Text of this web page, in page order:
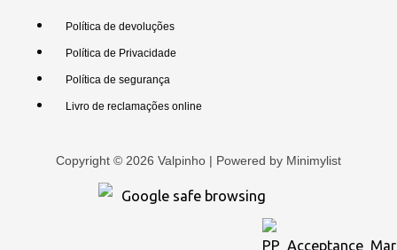
Política de devoluções
Política de Privacidade
Política de segurança
Livro de reclamações online
Copyright © 2026 Valpinho | Powered by Minimylist